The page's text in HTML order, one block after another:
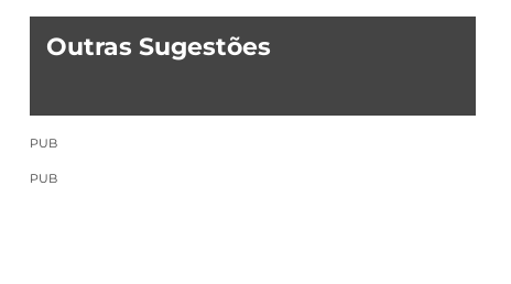
Outras Sugestões
PUB
PUB